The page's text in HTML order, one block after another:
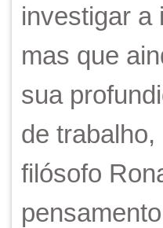
investigar a
mas que
sua
de
filósofo